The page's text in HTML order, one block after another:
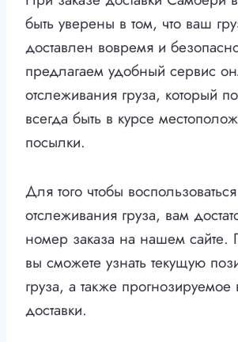
быть уверены в том, что ваш
доставлен вовремя и
предлагаем удобный сервис
отслеживания груза, который
всегда быть в курсе
посылки.
Для того чтобы
отслеживания груза, вам
номер заказа на нашем сайте.
вы сможете узнать текущую
груза, а также
доставки.